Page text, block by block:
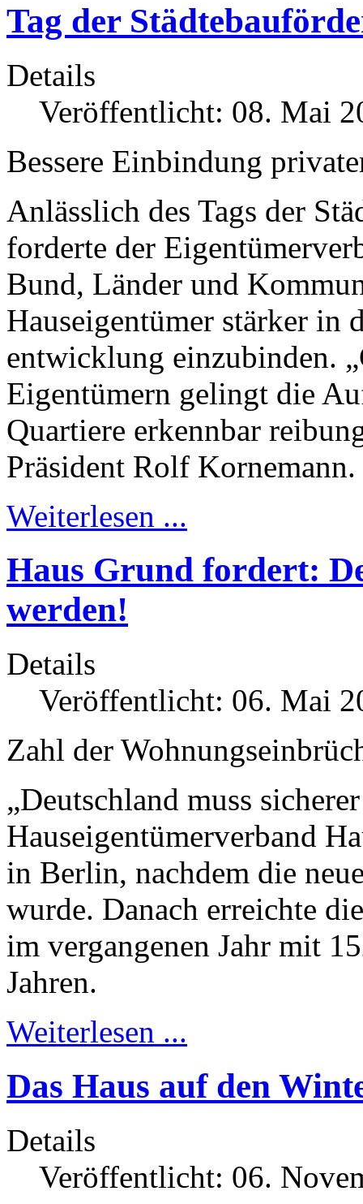
Tag der
Details
Veröffentlicht: 08. Mai
Bessere Einbindung
Anlässlich des Tags der
forderte der
Bund, Länder und
Hauseigentümer stärker in
entwicklung einzubinden.
Eigentümern gelingt die
Quartiere erkennbar
Präsident Rolf Kornemann.
Weiterlesen ...
Haus Grund fordert:
werden!
Details
Veröffentlicht: 06. Mai
Zahl der
„Deutschland muss
Hauseigentümer­verband
in Berlin, nachdem die
wurde. Danach erreichte
im vergangenen Jahr mit
Jahren.
Weiterlesen ...
Das Haus auf den
Details
Veröffentlicht: 06.